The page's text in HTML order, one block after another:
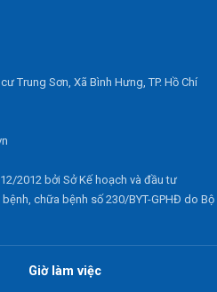
Trung Sơn, Xã Bình Hưng, TP. Hồ Chí
2012 bởi Sở Kế hoạch và đầu tư
chữa bệnh số 230/BYT-GPHĐ do Bộ
Giờ làm việc